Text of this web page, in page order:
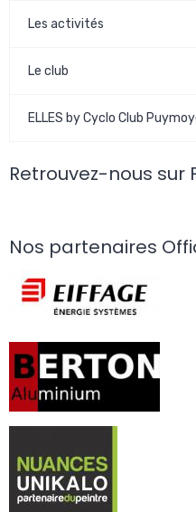
Les activités
Le club
ELLES by Cyclo Club
Retrouvez-nous sur
Nos partenaires